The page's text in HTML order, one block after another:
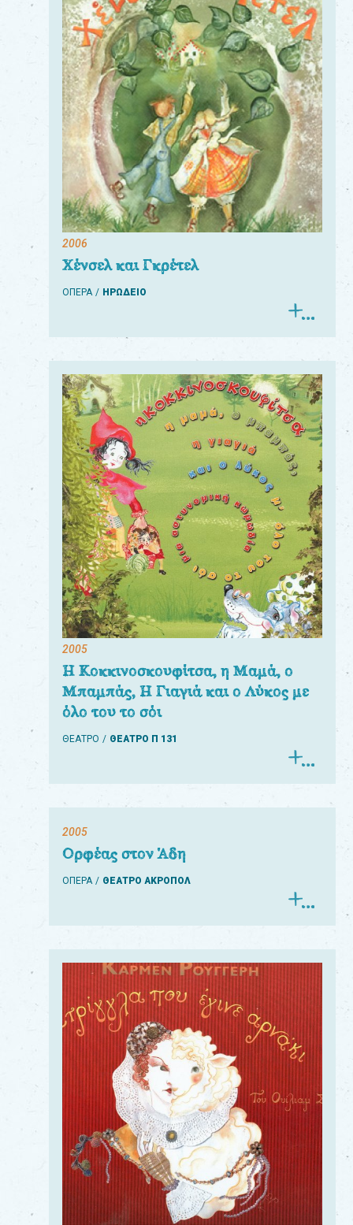
2006
Χένσελ και Γκρέτελ
ΟΠΕΡΑ ΗΡΩΔΕΙΟ
2005
Η Κοκκινοσκουφίτσα, η Μαμά, ο
Μπαμπάς, Η Γιαγιά και ο Λύκος με
όλο του το σόι
ΘΕΑΤΡΟ ΘΕΑΤΡΟ Π 131
2005
Ορφέας στον Άδη
ΟΠΕΡΑ ΘΕΑΤΡΟ ΑΚΡΟΠΟΛ